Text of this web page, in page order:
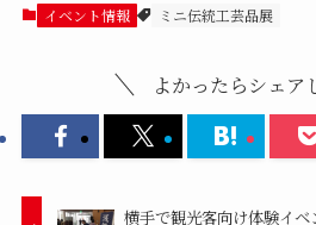
イベント情報 ミニ伝統工芸品展
よかったらシェア
横手で観光客向け体験イ